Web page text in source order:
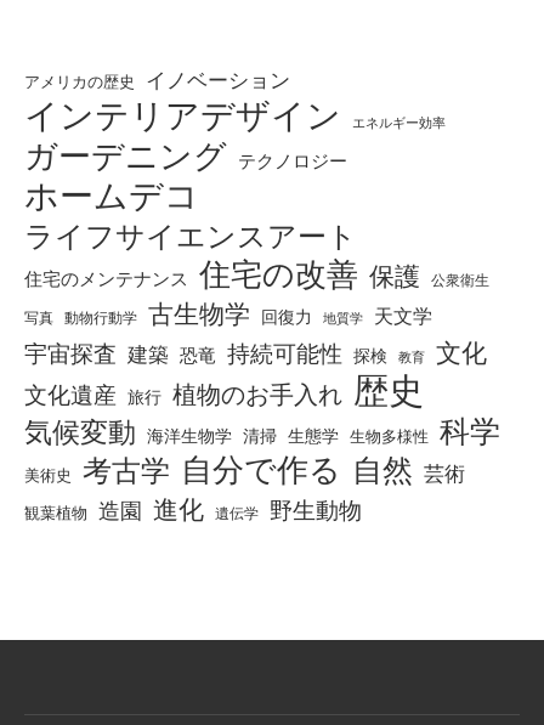
アメリカの歴史 イノベーション
インテリアデザイン エネルギー効率
ガーデニング テクノロジー
ホームデコ
ライフサイエンスアート
住宅のメンテナンス 住宅の改善 保護 公衆衛生
写真 動物行動学 古生物学 回復力 地質学 天文学
宇宙探査 建築 恐竜 持続可能性 探検 教育 文化
文化遺産 旅行 植物のお手入れ 歴史
気候変動 海洋生物学 清掃 生態学 生物多様性 科学
美術史 考古学 自分で作る 自然 芸術
観葉植物 造園 進化 遺伝学 野生動物